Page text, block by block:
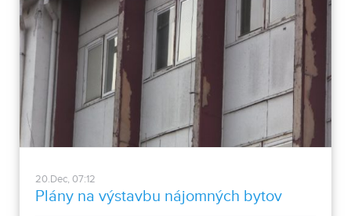
20.Dec, 07:12
Plány na výstavbu nájomných bytov